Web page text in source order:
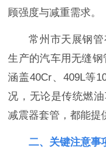
顾强度与减重需求。
常州市天展钢
生产的汽车用无缝
涵盖40Cr、409L等
况，无论是传统燃
减震器套管，都能提
二、关键注意事